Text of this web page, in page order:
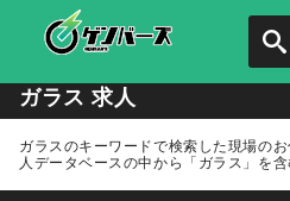
ガラス 求人
ガラスのキーワードで検索した現場の
人データベースの中から
「ガラス」 を